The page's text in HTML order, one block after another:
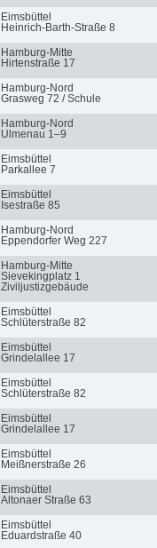
Eimsbüttel
Heinrich-Barth-Straße 8
Hamburg-Mitte
Hirtenstraße 17
Hamburg-Nord
Grasweg 72 / Schule
Hamburg-Nord
Ulmenau 1–9
Eimsbüttel
Parkallee 7
Eimsbüttel
Isestraße 85
Hamburg-Nord
Eppendorfer Weg 227
Hamburg-Mitte
Sievekingplatz 1
Ziviljustizgebäude
Eimsbüttel
Schlüterstraße 82
Eimsbüttel
Grindelallee 17
Eimsbüttel
Schlüterstraße 82
Eimsbüttel
Grindelallee 17
Eimsbüttel
Meißnerstraße 26
Eimsbüttel
Altonaer Straße 63
Eimsbüttel
Eduardstraße 40